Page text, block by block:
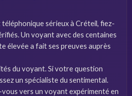
sérieux à Créteil, fiez-
Un voyant avec des centaines
élevée a fait ses preuves auprès
du voyant. Si votre question
un spécialiste du sentimental.
vers un voyant expérimenté en